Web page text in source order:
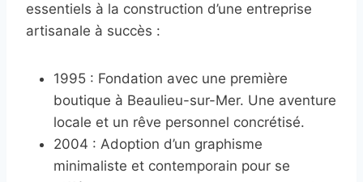
essentiels à la construction d’une entreprise
artisanale à succès :
1995 : Fondation avec une première
boutique à Beaulieu-sur-Mer. Une aventure
locale et un rêve personnel concrétisé.
2004 : Adoption d’un graphisme
minimaliste et contemporain pour se